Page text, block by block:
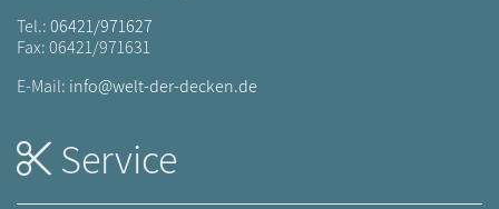
Tel.:06421/971627
Fax: 06421/971631
E-Mail: info@welt-der-decken.de
Service